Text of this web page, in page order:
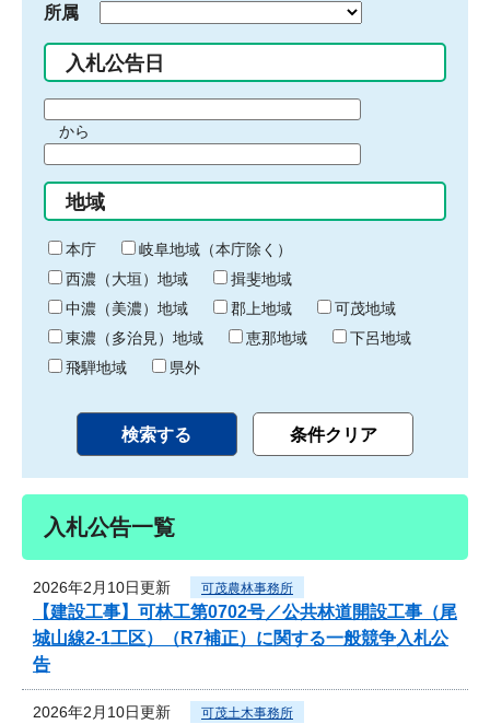
所属
入札公告日
間
始
り
から
間
終
わ
り
地域
本庁
岐阜地域（本庁除く）
西濃（大垣）地域
揖斐地域
中濃（美濃）地域
郡上地域
可茂地域
東濃（多治見）地域
恵那地域
下呂地域
飛騨地域
県外
入札公告一覧
2026年2月10日更新 可茂農林事務所
【建設工事】可林工第0702号／公共林道開設工事（尾
城山線2-1工区）（R7補正）に関する一般競争入札公
告
2026年2月10日更新 可茂土木事務所